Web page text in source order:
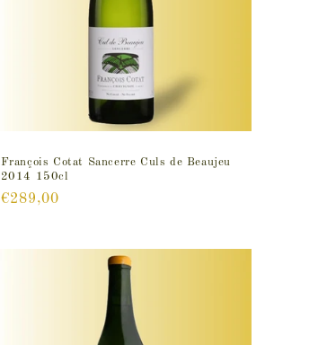
François Cotat Sancerre Culs de Beaujeu
2014 150cl
Prix
€289,00